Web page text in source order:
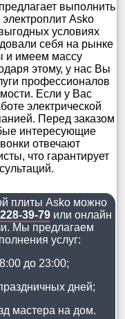
выполнить
Asko
условиях
себя на рынке
и имеем массу
этому, у нас Вы
профессионалов
Если у Вас
электрической
Перед заказом
интересующие
отвечают
что гарантирует
плиты Asko можно
39-79или онлайн
Мы предлагаем
услуг:
до 23:00;
дней;
мастера на дом.